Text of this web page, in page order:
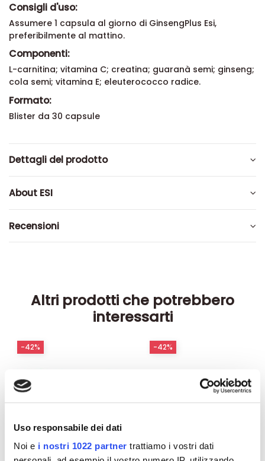
Uso responsabile dei dati
Noi e i nostri 1022 partner trattiamo i vostri dati
Consigli d'uso:
Assumere 1 capsula al giorno di GinsengPlus Esi,
preferibilmente al mattino.
Componenti:
L-carnitina; vitamina C; creatina; guaranà semi; ginseng;
cola semi; vitamina E; eleuterococco radice.
Formato:
Blister da 30 capsule
Dettagli del prodotto
About ESI
Recensioni
Altri prodotti che potrebbero
interessarti
-42% -42%